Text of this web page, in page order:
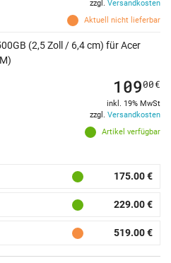
Aktuell nicht lieferbar
zzgl. Versandkosten
(2,5 Zoll / 6,4 cm) für Acer
Artikel verfügbar
10900€
inkl. 19% MwSt
zzgl. Versandkosten
175.00 €
229.00 €
519.00 €